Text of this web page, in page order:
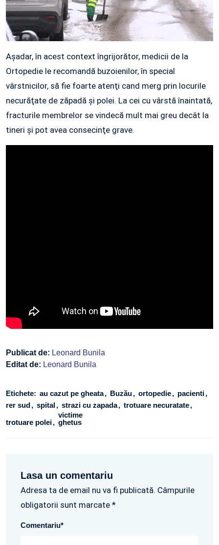
Așadar, în acest context îngrijorător, medicii de la
Ortopedie le recomandă buzoienilor, în special
vârstnicilor, să fie foarte atenţi cand merg prin locurile
necurăţate de zăpadă şi polei. La cei cu vârstă înaintată,
fracturile membrelor se vindecă mult mai greu decât la
tineri şi pot avea consecinţe grave.
Publicat de: Leonard Bunila
Editat de: Leonard Bunila
Etichete: au cazut pe gheata Buzău ortopedie pacienti
rer sud spital strazi cu zapada trotuare necuratate
trotuare polei
victime
ghetus
Lasa un comentariu
Adresa ta de email nu va fi publicată. Câmpurile
obligatorii sunt marcate *
Comentariu*